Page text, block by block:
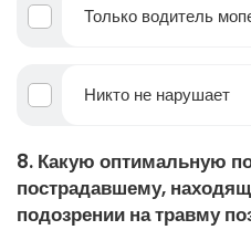
Только водитель
Никто не нарушает
8. Какую оптимальную
пострадавшему,
подозрении на травму